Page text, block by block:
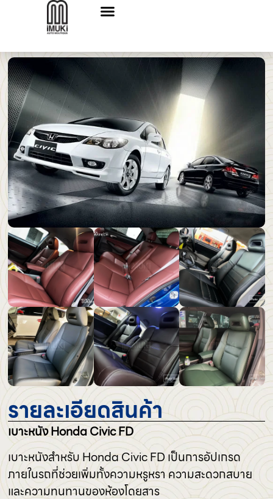
รายละเอียดสินค้า
เบาะหนัง Honda Civic FD
เบาะหนังสำหรับ Honda Civic FD เป็นการอัปเกรด
ภายในรถที่ช่วยเพิ่มทั้งความหรูหรา ความสะดวกสบาย
และความทนทานของห้องโดยสาร